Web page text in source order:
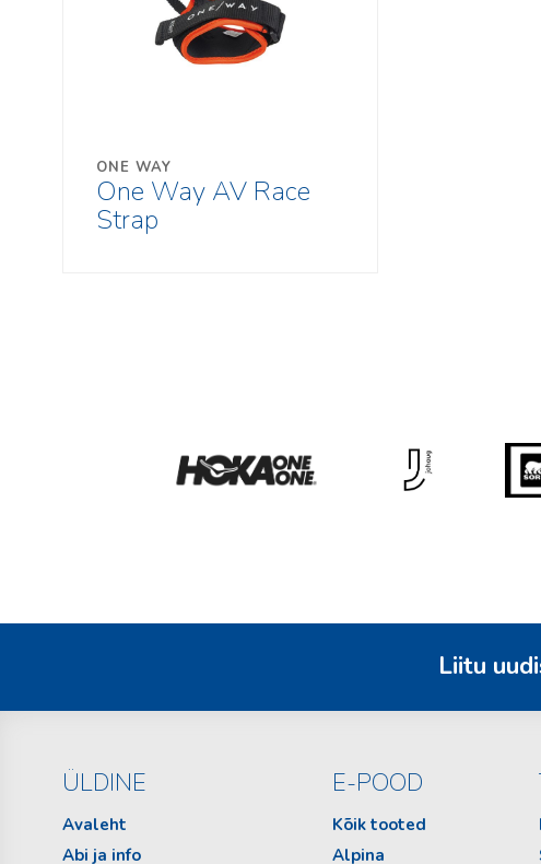
ONE WAY
One Way AV Race
Strap
Liitu
ÜLDINE
Avaleht
Abi ja info
E-POOD
Kõik tooted
Alpina